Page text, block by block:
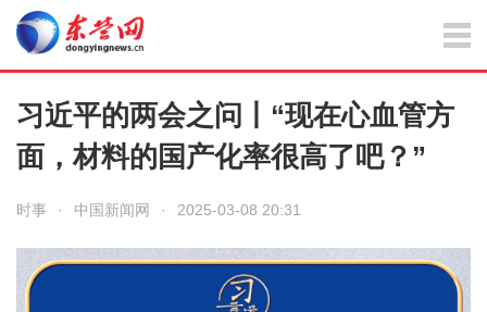
习近平的两会之问丨“现在心血管方
面，材料的国产化率很高了吧？”
时事 · 中国新闻网 · 2025-03-08 20:31